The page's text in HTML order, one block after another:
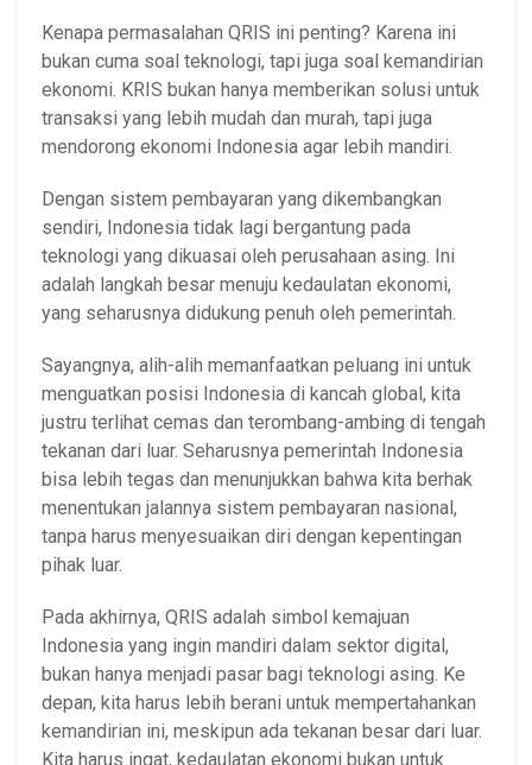
Kenapa permasalahan QRIS ini penting? Karena ini
bukan cuma soal teknologi, tapi juga soal kemandirian
ekonomi. KRIS bukan hanya memberikan solusi untuk
transaksi yang lebih mudah dan murah, tapi juga
mendorong ekonomi Indonesia agar lebih mandiri.
Dengan sistem pembayaran yang dikembangkan
sendiri, Indonesia tidak lagi bergantung pada
teknologi yang dikuasai oleh perusahaan asing. Ini
adalah langkah besar menuju kedaulatan ekonomi,
yang seharusnya didukung penuh oleh pemerintah.
Sayangnya, alih-alih memanfaatkan peluang ini untuk
menguatkan posisi Indonesia di kancah global, kita
justru terlihat cemas dan terombang-ambing di tengah
tekanan dari luar. Seharusnya pemerintah Indonesia
bisa lebih tegas dan menunjukkan bahwa kita berhak
menentukan jalannya sistem pembayaran nasional,
tanpa harus menyesuaikan diri dengan kepentingan
pihak luar.
Pada akhirnya, QRIS adalah simbol kemajuan
Indonesia yang ingin mandiri dalam sektor digital,
bukan hanya menjadi pasar bagi teknologi asing. Ke
depan, kita harus lebih berani untuk mempertahankan
kemandirian ini, meskipun ada tekanan besar dari luar.
Kita harus ingat, kedaulatan ekonomi bukan untuk